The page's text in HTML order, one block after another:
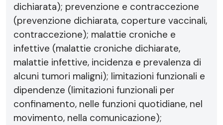
dichiarata); prevenzione e contraccezione
(prevenzione dichiarata, coperture vaccinali,
contraccezione); malattie croniche e
infettive (malattie croniche dichiarate,
malattie infettive, incidenza e prevalenza di
alcuni tumori maligni); limitazioni funzionali e
dipendenze (limitazioni funzionali per
confinamento, nelle funzioni quotidiane, nel
movimento, nella comunicazione);